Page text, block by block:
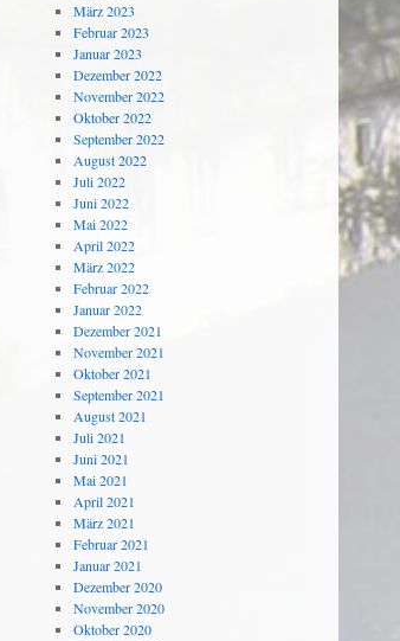
März 2023
Februar 2023
Januar 2023
Dezember 2022
November 2022
Oktober 2022
September 2022
August 2022
Juli 2022
Juni 2022
Mai 2022
April 2022
März 2022
Februar 2022
Januar 2022
Dezember 2021
November 2021
Oktober 2021
September 2021
August 2021
Juli 2021
Juni 2021
Mai 2021
April 2021
März 2021
Februar 2021
Januar 2021
Dezember 2020
November 2020
Oktober 2020